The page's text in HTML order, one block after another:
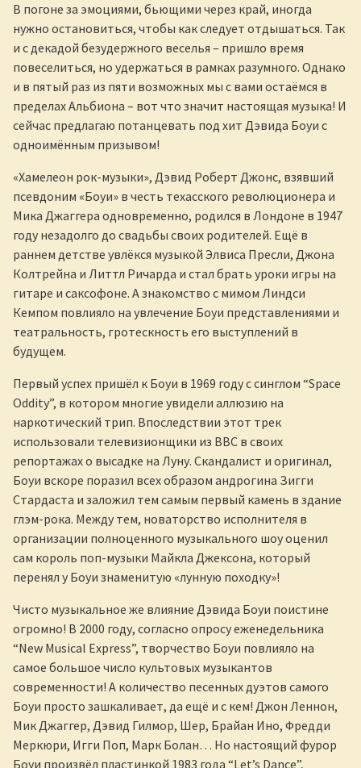
В погоне за эмоциями, бьющими через край, иногда
нужно остановиться, чтобы как следует отдышаться. Так
и с декадой безудержного веселья – пришло время
повеселиться, но удержаться в рамках разумного. Однако
и в пятый раз из пяти возможных мы с вами остаёмся в
пределах Альбиона – вот что значит настоящая музыка! И
сейчас предлагаю потанцевать под хит Дэвида Боуи с
одноимённым призывом!
«Хамелеон рок-музыки», Дэвид Роберт Джонс, взявший
псевдоним «Боуи» в честь техасского революционера и
Мика Джаггера одновременно, родился в Лондоне в 1947
году незадолго до свадьбы своих родителей. Ещё в
раннем детстве увлёкся музыкой Элвиса Пресли, Джона
Колтрейна и Литтл Ричарда и стал брать уроки игры на
гитаре и саксофоне. А знакомство с мимом Линдси
Кемпом повлияло на увлечение Боуи представлениями и
театральность, гротескность его выступлений в
будущем.
Первый успех пришёл к Боуи в 1969 году с синглом “Space
Oddity”, в котором многие увидели аллюзию на
наркотический трип. Впоследствии этот трек
использовали телевизионщики из BBC в своих
репортажах о высадке на Луну. Скандалист и оригинал,
Боуи вскоре поразил всех образом андрогина Зигги
Стардаста и заложил тем самым первый камень в здание
глэм-рока. Между тем, новаторство исполнителя в
организации полноценного музыкального шоу оценил
сам король поп-музыки Майкла Джексона, который
перенял у Боуи знаменитую «лунную походку»!
Чисто музыкальное же влияние Дэвида Боуи поистине
огромно! В 2000 году, согласно опросу еженедельника
“New Musical Express”, творчество Боуи повлияло на
самое большое число культовых музыкантов
современности! А количество песенных дуэтов самого
Боуи просто зашкаливает, да ещё и с кем! Джон Леннон,
Мик Джаггер, Дэвид Гилмор, Шер, Брайан Ино, Фредди
Меркюри, Игги Поп, Марк Болан… Но настоящий фурор
Боуи произвёл пластинкой 1983 года “Let’s Dance”,